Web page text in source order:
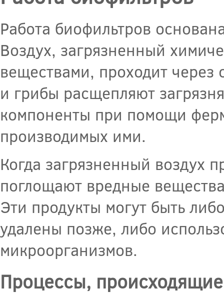
Работа биофильтров
Воздух, загрязненный
веществами, проходит
и грибы расщепляют
компоненты при помощи
производимых ими.
Когда загрязненный воздух
поглощают вредные
Эти продукты могут быть
удалены позже, либо
микроорганизмов.
Процессы,